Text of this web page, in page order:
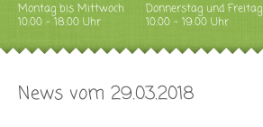
Montag bis Mittwoch
10.00 - 18.00 Uhr
Donnerstag und Freitag
10.00 - 19.00 Uhr
News vom 29.03.2018